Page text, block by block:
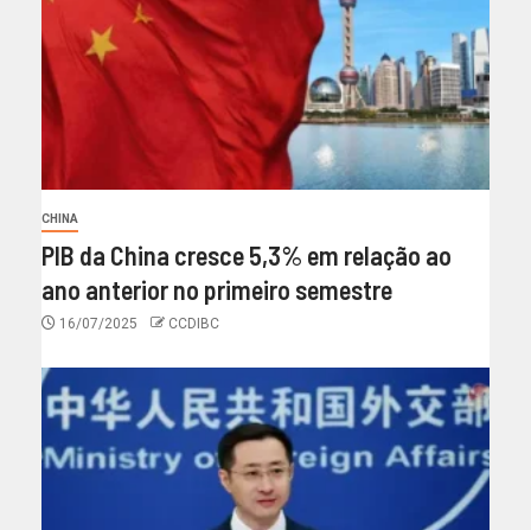
CHINA
PIB da China cresce 5,3% em relação ao
ano anterior no primeiro semestre
16/07/2025 CCDIBC